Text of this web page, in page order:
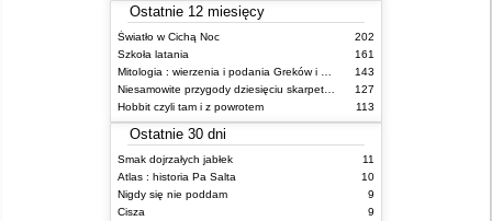
Ostatnie 12 miesięcy
Światło w Cichą Noc
202
Szkoła latania
161
143
127
Hobbit czyli tam i z powrotem
113
Ostatnie 30 dni
Smak dojrzałych jabłek
11
Atlas : historia Pa Salta
10
Nigdy się nie poddam
9
Cisza
9